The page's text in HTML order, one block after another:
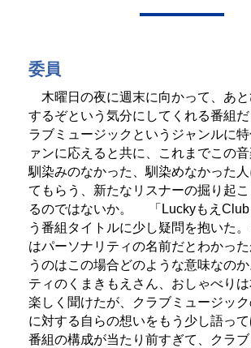
委員
木曜日の夜に週末に向かって、あと
するぞという気分にしてくれる番組
ラブミュージックというジャンルに
ァンに応えると共に、これまでこの
馴染みのなかった、馴染めなかった
てもらう、新たなリスナーの掘り起
るのではないか。
「LuckyもえClub
う番組タイトルに少し疑問を抱いた
はパーソナリティの名前だとわかっ
うのはこの場合どのような意味なの
ティのくまきもえさん、おしゃべり
楽しく聞けたが、クラブミュージッ
に対する自らの想いをもう少し語って
番組の構成が当たり前すぎて、クラ